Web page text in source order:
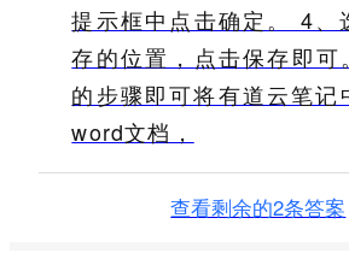
提示框中点击确定。 4、
存的位置，点击保存即
的步骤即可将有道云笔记
word文档，
查看剩余的2条答案